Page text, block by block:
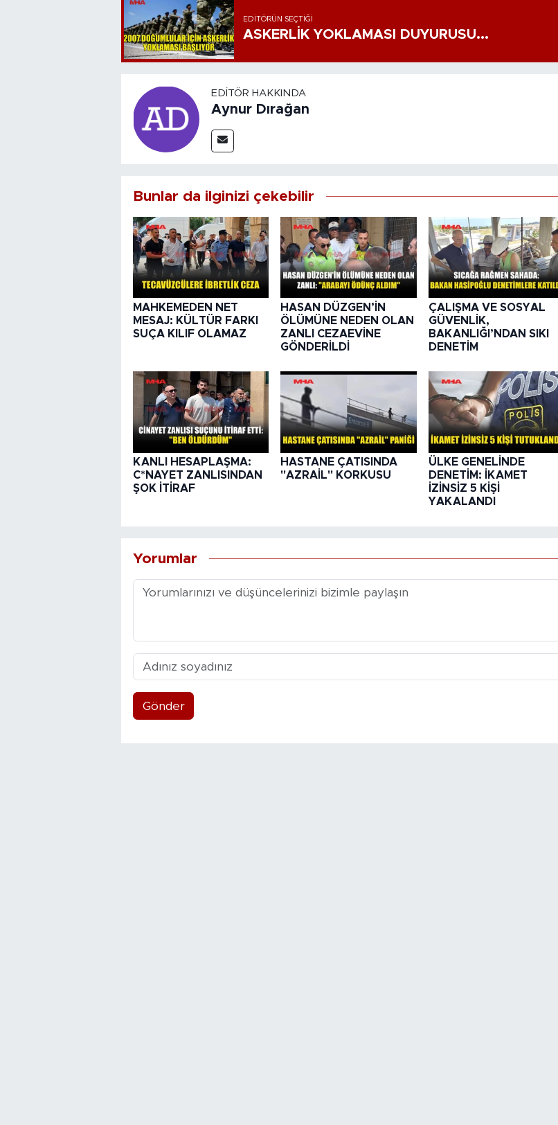
EDITÖRÜN SEÇTIĞI
ASKERLİK YOKLAMASI DUYURUSU...
EDITÖR HAKKINDA
Aynur Dırağan
Bunlar da ilginizi çekebilir
MAHKEMEDEN NET
MESAJ: KÜLTÜR FARKI
SUÇA KILIF OLAMAZ
HASAN DÜZGEN’İN
ÖLÜMÜNE NEDEN OLAN
ZANLI CEZAEVİNE
GÖNDERİLDİ
ÇALIŞMA VE SOSYAL
GÜVENLİK,
BAKANLIĞI’NDAN SIKI
DENETİM
KANLI HESAPLAŞMA:
C*NAYET ZANLISINDAN
ŞOK İTİRAF
HASTANE ÇATISINDA
"AZRAİL" KORKUSU
ÜLKE GENELİNDE
DENETİM: İKAMET
İZİNSİZ 5 KİŞİ
YAKALANDI
Yorumlar
Gönder